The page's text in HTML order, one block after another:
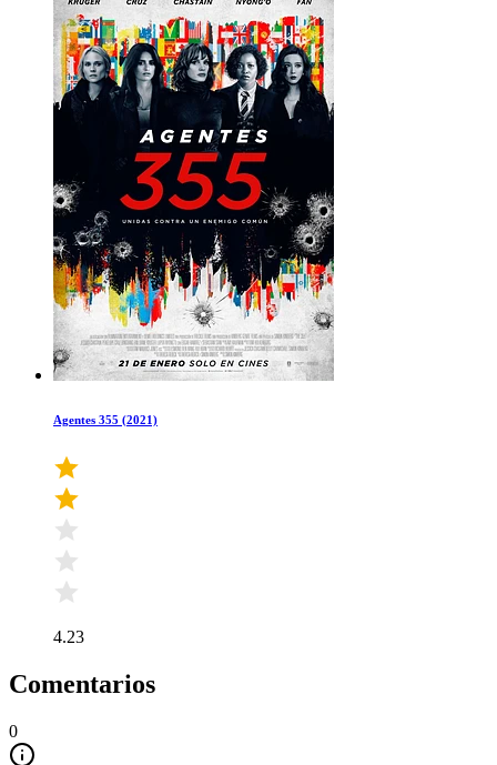
Agentes 355 (2021)
4.23
Comentarios
0